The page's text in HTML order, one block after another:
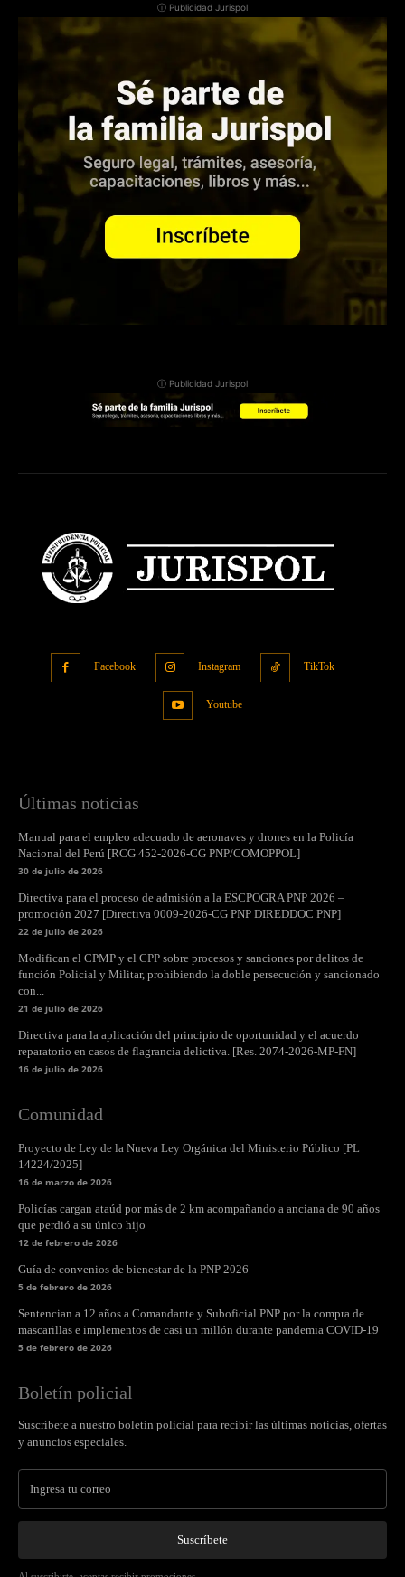
ⓘ Publicidad Jurispol
ⓘ Publicidad Jurispol
Facebook Instagram TikTok
Youtube
Últimas noticias
Manual para el empleo adecuado de aeronaves y drones en la Policía
Nacional del Perú [RCG 452-2026-CG PNP/COMOPPOL]
30 de julio de 2026
Directiva para el proceso de admisión a la ESCPOGRA PNP 2026 –
promoción 2027 [Directiva 0009-2026-CG PNP DIREDDOC PNP]
22 de julio de 2026
Modifican el CPMP y el CPP sobre procesos y sanciones por delitos de
función Policial y Militar, prohibiendo la doble persecución y sancionado
con...
21 de julio de 2026
Directiva para la aplicación del principio de oportunidad y el acuerdo
reparatorio en casos de flagrancia delictiva. [Res. 2074-2026-MP-FN]
16 de julio de 2026
Comunidad
Proyecto de Ley de la Nueva Ley Orgánica del Ministerio Público [PL
14224/2025]
16 de marzo de 2026
Policías cargan ataúd por más de 2 km acompañando a anciana de 90 años
que perdió a su único hijo
12 de febrero de 2026
Guía de convenios de bienestar de la PNP 2026
5 de febrero de 2026
Sentencian a 12 años a Comandante y Suboficial PNP por la compra de
mascarillas e implementos de casi un millón durante pandemia COVID-19
5 de febrero de 2026
Boletín policial
Suscríbete a nuestro boletín policial para recibir las últimas noticias, ofertas
y anuncios especiales.
Suscríbete